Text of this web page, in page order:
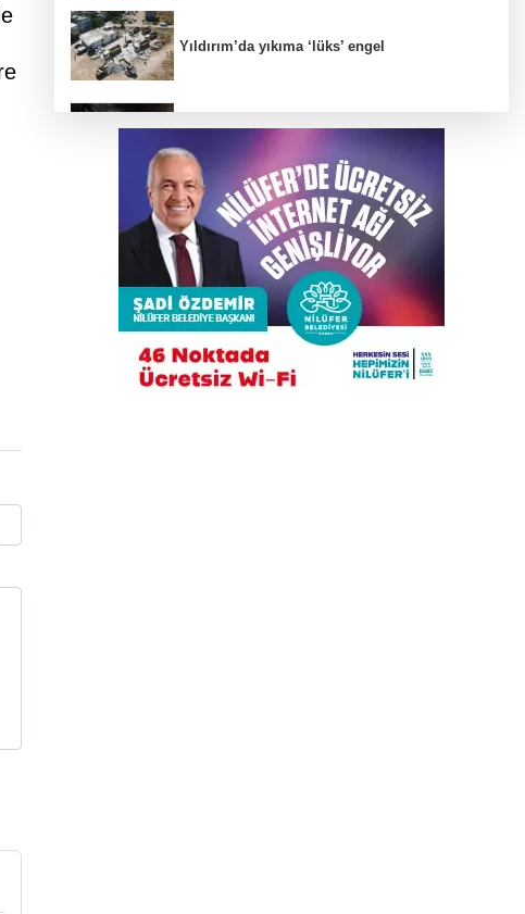
Yıldırım’da yıkıma ‘lüks’ engel
ortalığı ayağa kaldırdı!
Trump İran'la anlaşmadan yana; Ülkeyi taş
devrine döndürmekten söz ediyordu!
Elektrikli bisiklet ile uçuruma yuvarlandılar; 3
çocuk yaralandı
Osmangazi Belediyesi kaldırım işgallerine
fırsat vermiyor